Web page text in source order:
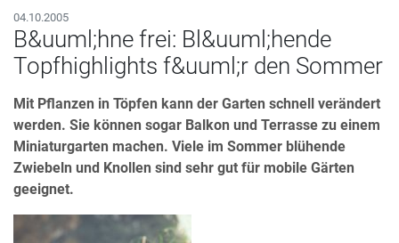
04.10.2005
B&uuml;hne frei: Bl&uuml;hende
Topfhighlights f&uuml;r den Sommer
Mit Pflanzen in Töpfen kann der Garten schnell verändert
werden. Sie können sogar Balkon und Terrasse zu einem
Miniaturgarten machen. Viele im Sommer blühende
Zwiebeln und Knollen sind sehr gut für mobile Gärten
geeignet.